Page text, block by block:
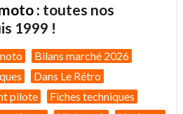
: toutes nos
1999 !
Bilans marché 2026
Dans Le Rétro
pilote
Fiches techniques